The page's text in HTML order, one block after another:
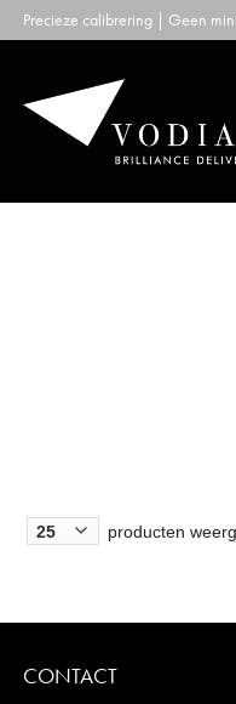
Skip
to
Precieze calibrering | Geen
producten
CONTACT